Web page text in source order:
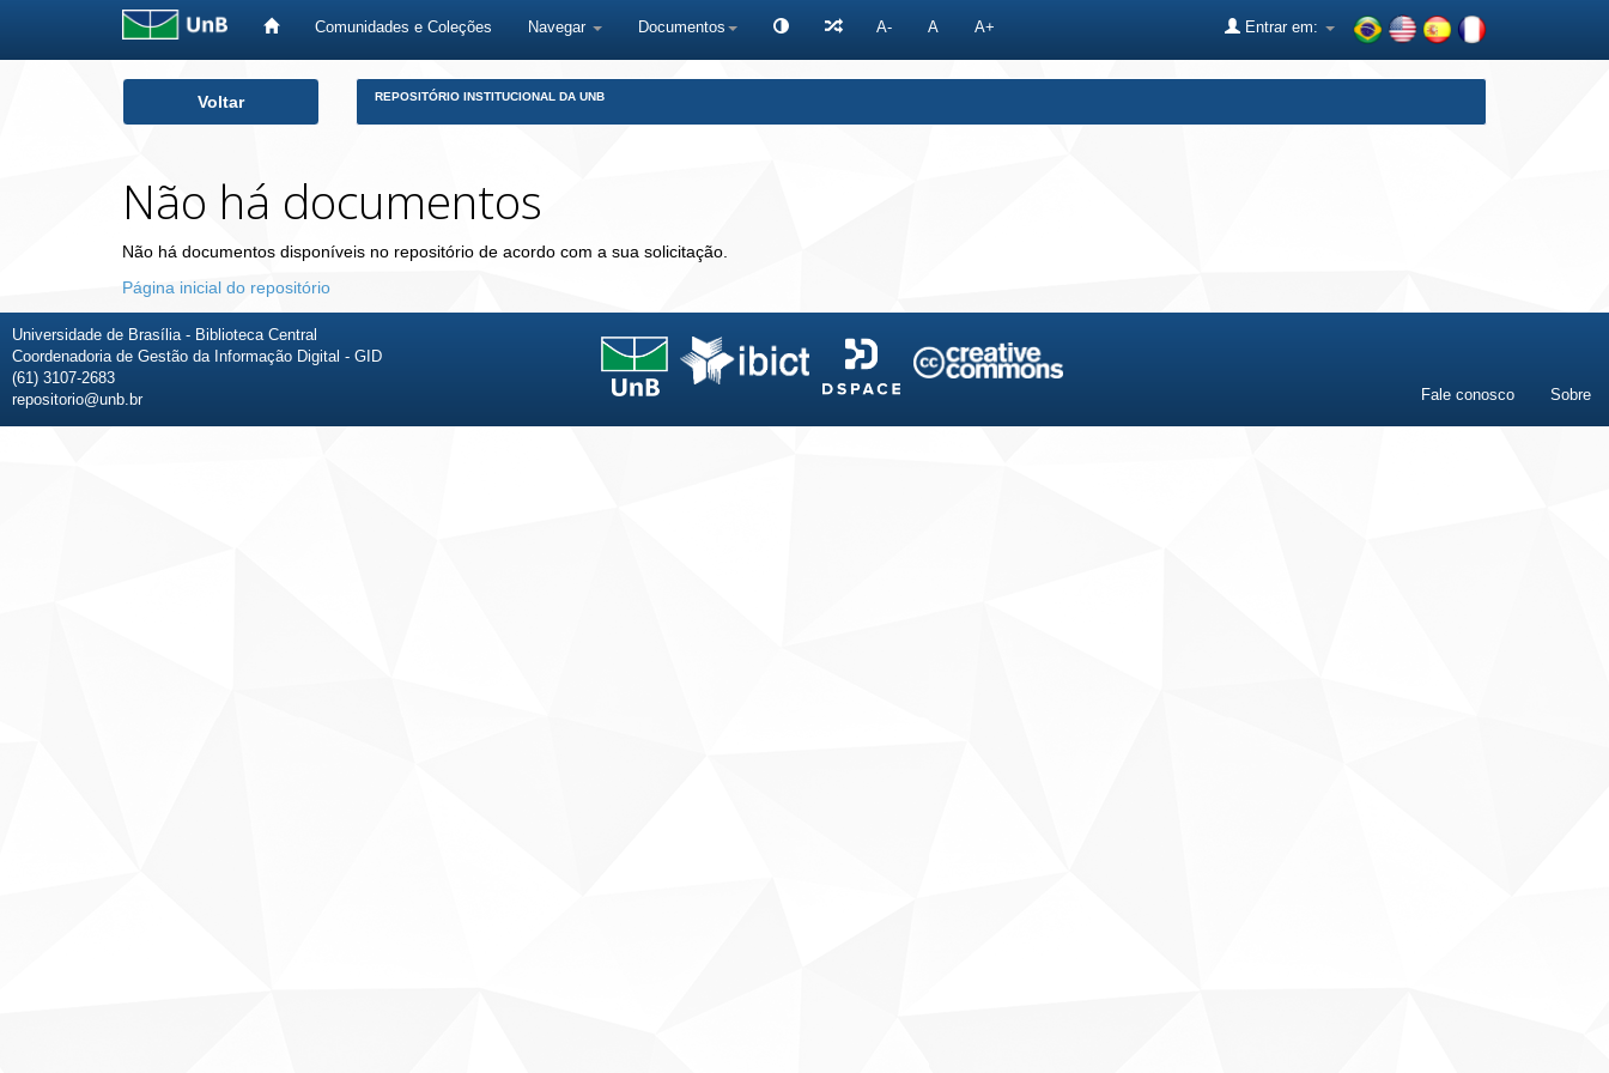
Comunidades e Coleções Navegar Documentos A- A A+ Entrar em:
Voltar REPOSITÓRIO INSTITUCIONAL DA UNB
Não há documentos
Não há documentos disponíveis no repositório de acordo com a sua solicitação.
Página inicial do repositório
Universidade de Brasília - Biblioteca Central
Coordenadoria de Gestão da Informação Digital - GID
(61) 3107-2683
repositorio@unb.br
Fale conosco Sobre